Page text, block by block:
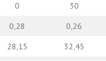
0 30
0,28 0,26
28,15 32,45